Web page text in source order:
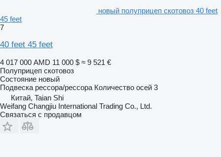
новый полуприцеп скотовоз 40 feet
45 feet
7
40 feet 45 feet
4 017 000 AMD 11 000 $ ≈ 9 521 €
Полуприцеп скотовоз
Состояние новый
Подвеска рессора/рессора Количество осей 3
Китай, Taian Shi
Weifang Changjiu International Trading Co., Ltd.
Связаться с продавцом